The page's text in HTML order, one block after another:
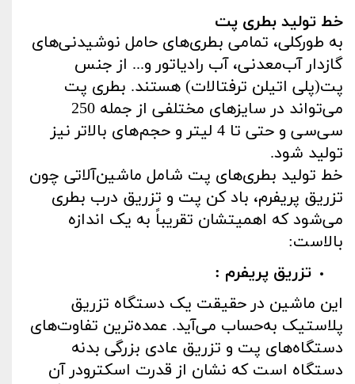
خط تولید بطری پت
به‌ طورکلی، تمامی بطری‌های حامل نوشیدنی‌های
گازدار آب‌معدنی، آب رادیاتور و... از جنس
پت(پلی اتیلن ترفتالات) هستند. بطری پت
می‌تواند در سایزهای مختلفی از جمله 250
سی‌سی و حتی تا 4 لیتر و حجم‌های بالاتر نیز
تولید شود.
خط تولید بطری‌های پت شامل ماشین‌آلاتی چون
تزریق پریفرم، باد کن پت و تزریق درب بطری
می‌شود که اهمیتشان تقریباً به یک اندازه
بالاست:
تزریق پریفرم :
این ماشین در حقیقت یک دستگاه تزریق
پلاستیک به‌حساب می‌آید. عمده‌ترین تفاوت‌های
دستگاه‌های پت و تزریق عادی بزرگی بدنه
دستگاه است که نشان از قدرت اسکترودر آن